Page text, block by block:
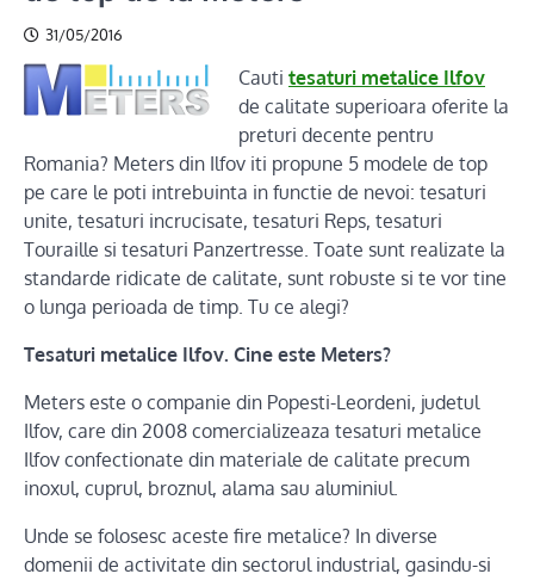
31/05/2016
Cauti tesaturi metalice Ilfov
de calitate superioara oferite la
preturi decente pentru
Romania? Meters din Ilfov iti propune 5 modele de top
pe care le poti intrebuinta in functie de nevoi: tesaturi
unite, tesaturi incrucisate, tesaturi Reps, tesaturi
Touraille si tesaturi Panzertresse. Toate sunt realizate la
standarde ridicate de calitate, sunt robuste si te vor tine
o lunga perioada de timp. Tu ce alegi?
Tesaturi metalice Ilfov. Cine este Meters?
Meters este o companie din Popesti-Leordeni, judetul
Ilfov, care din 2008 comercializeaza tesaturi metalice
Ilfov confectionate din materiale de calitate precum
inoxul, cuprul, broznul, alama sau aluminiul.
Unde se folosesc aceste fire metalice? In diverse
domenii de activitate din sectorul industrial, gasindu-si